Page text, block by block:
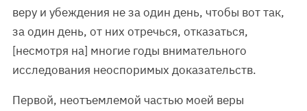
веру и убеждения не за один день, чтобы вот так,
за один день, от них отречься, отказаться,
[несмотря на] многие годы внимательного
исследования неоспоримых доказательств.
Первой, неотъемлемой частью моей веры